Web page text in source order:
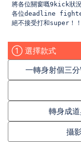
將各位關窗嘅9kick狀況
各位deadline fighter
絕不接受打和super！
① 選擇款式
一轉身射個三
轉身成
攝